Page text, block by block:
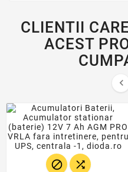
CLIENTII
ACEST

 